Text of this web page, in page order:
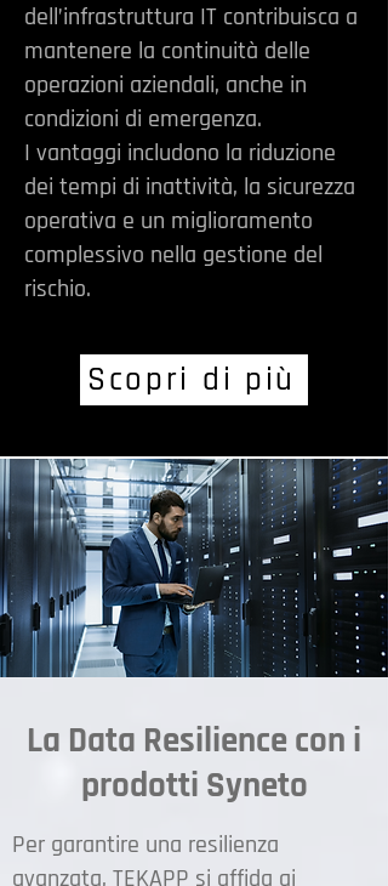
dell’infrastruttura IT contribuisca a
mantenere la continuità delle
operazioni aziendali, anche in
condizioni di emergenza.
I vantaggi includono la riduzione
dei tempi di inattività, la sicurezza
operativa e un miglioramento
complessivo nella gestione del
rischio.
Scopri di più
La Data Resilience con i
prodotti Syneto
Per garantire una resilienza
avanzata, TEKAPP si affida ai